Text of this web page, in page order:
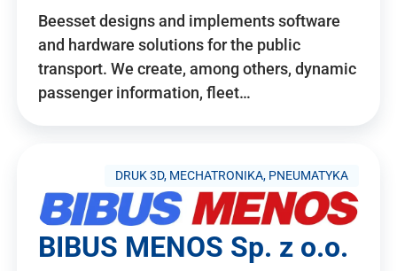
Beesset designs and implements software
and hardware solutions for the public
transport. We create, among others, dynamic
passenger information, fleet…
DRUK 3D, MECHATRONIKA, PNEUMATYKA
BIBUS MENOS Sp. z o.o.